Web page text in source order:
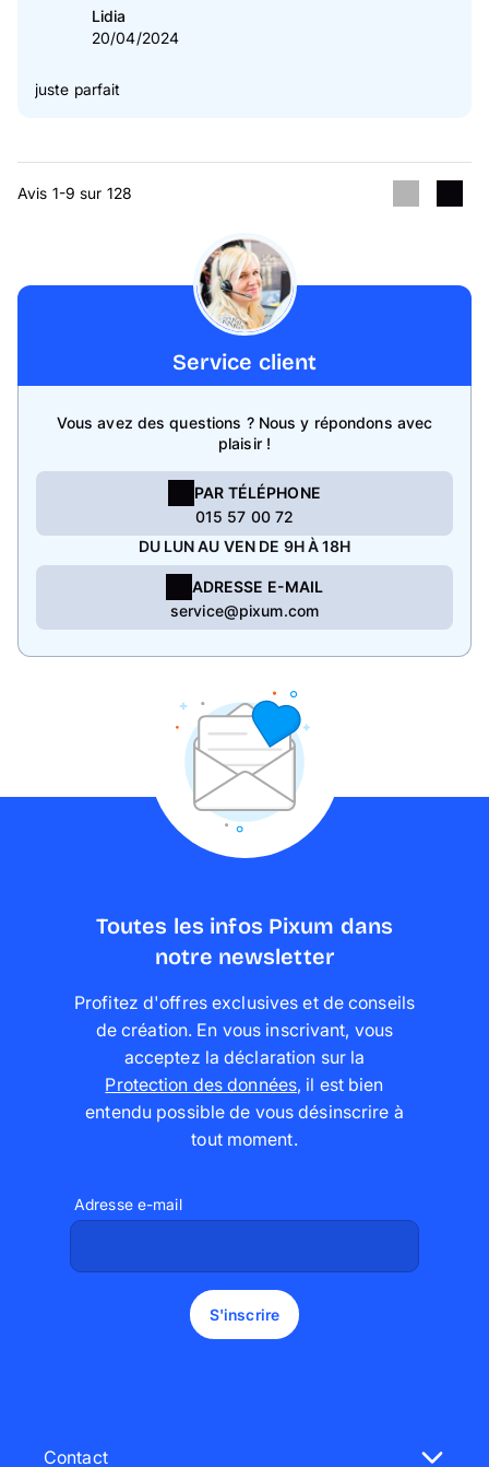
Lidia
20/04/2024
juste parfait
Avis 1-9 sur 128
Service client
Vous avez des questions ? Nous y répondons avec
plaisir !
PAR TÉLÉPHONE
015 57 00 72
DU LUN AU VEN DE 9H À 18H
ADRESSE E-MAIL
service@pixum.com
Toutes les infos Pixum dans
notre newsletter
Profitez d'offres exclusives et de conseils
de création. En vous inscrivant, vous
acceptez la déclaration sur la
Protection des données, il est bien
entendu possible de vous désinscrire à
tout moment.
Adresse e-mail
S'inscrire
Contact